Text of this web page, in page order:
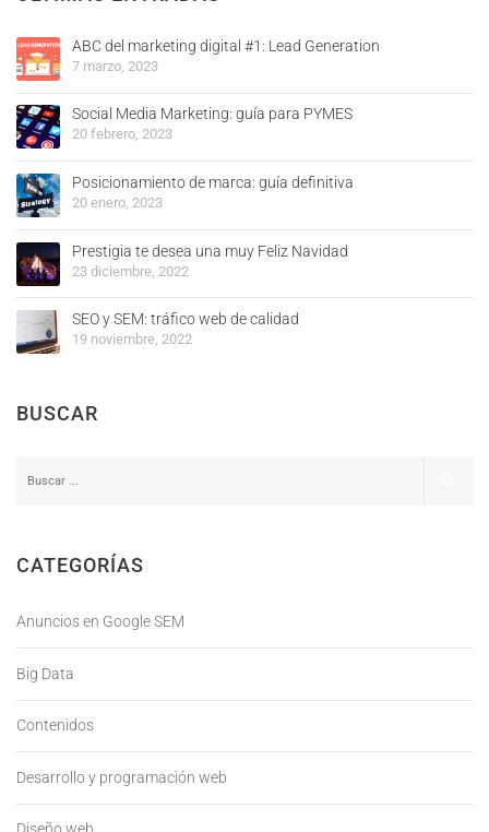
ABC del marketing digital #1: Lead Generation
7 marzo, 2023
Social Media Marketing: guía para PYMES
20 febrero, 2023
Posicionamiento de marca: guía definitiva
20 enero, 2023
Prestigia te desea una muy Feliz Navidad
23 diciembre, 2022
SEO y SEM: tráfico web de calidad
19 noviembre, 2022
BUSCAR
CATEGORÍAS
Anuncios en Google SEM
Big Data
Contenidos
Desarrollo y programación web